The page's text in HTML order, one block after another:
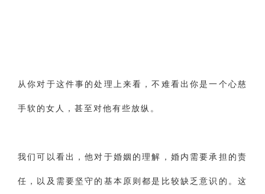
从你对于这件事的处理上来看，不难看出你是一个心慈
手软的女人，甚至对他有些放纵。
我们可以看出，他对于婚姻的理解，婚内需要承担的责
任，以及需要坚守的基本原则都是比较缺乏意识的。这